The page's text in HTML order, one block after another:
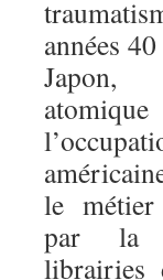
années
le métier
par la
librairies